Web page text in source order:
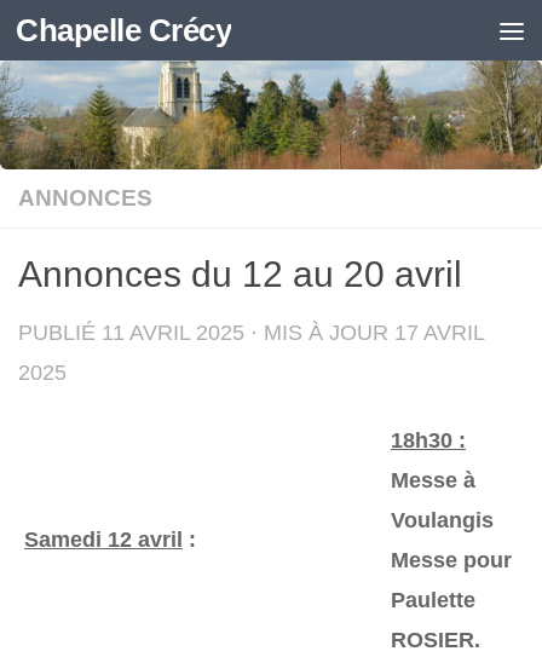
Skip to content
Chapelle Crécy
ANNONCES
Annonces du 12 au 20 avril
PUBLIÉ 11 AVRIL 2025 · MIS À JOUR 17 AVRIL
2025
Samedi 12 avril :
18h30 :
Messe à
Voulangis
Messe pour
Paulette
ROSIER.